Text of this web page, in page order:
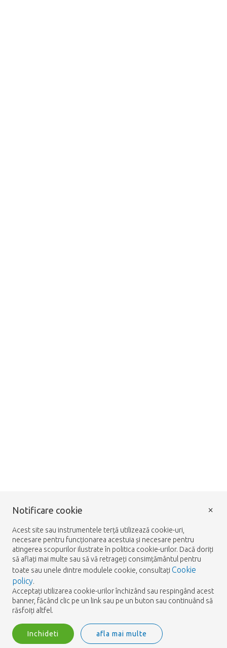
Notificare cookie
Acest site sau instrumentele terță utilizează cookie-uri,
necesare pentru funcționarea acestuia și necesare pentru
atingerea scopurilor ilustrate în politica cookie-urilor. Dacă doriți
să aflați mai multe sau să vă retrageți consimțământul pentru
toate sau unele dintre modulele cookie, consultați Cookie
policy.
Acceptați utilizarea cookie-urilor închizând sau respingând acest
banner, făcând clic pe un link sau pe un buton sau continuând să
răsfoiți altfel.
Inchideti afla mai multe
×